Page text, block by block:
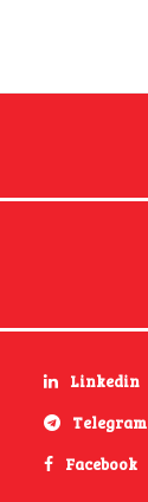
Linkedin
Telegram
Facebook